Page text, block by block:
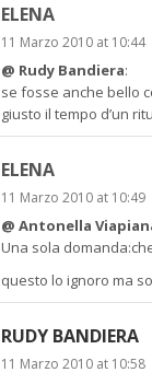
ELENA
11 Marzo 2010 at 10:44
@ Rudy Bandiera:
se fosse anche bello
giusto il tempo d’un
ELENA
11 Marzo 2010 at 10:49
@ Antonella
Una sola
questo lo ignoro ma
RUDY BANDIERA
11 Marzo 2010 at 10:58